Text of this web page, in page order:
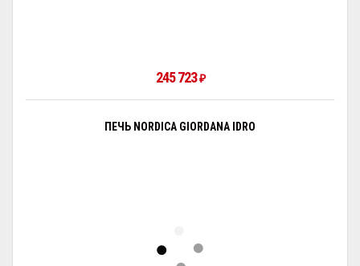
245 723 ₽
ПЕЧЬ NORDICA GIORDANA IDRO